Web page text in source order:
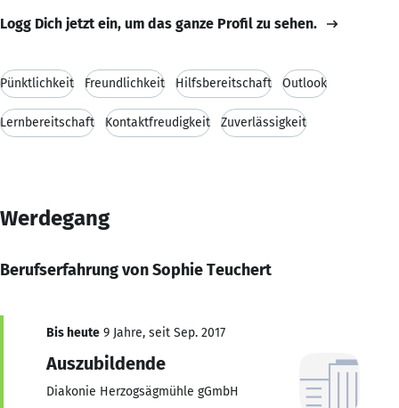
Logg Dich jetzt ein, um das ganze Profil zu sehen.
Pünktlichkeit Freundlichkeit Hilfsbereitschaft Outlook
Lernbereitschaft Kontaktfreudigkeit Zuverlässigkeit
Werdegang
Berufserfahrung von Sophie Teuchert
Bis heute 9 Jahre, seit Sep. 2017
Auszubildende
Diakonie Herzogsägmühle gGmbH